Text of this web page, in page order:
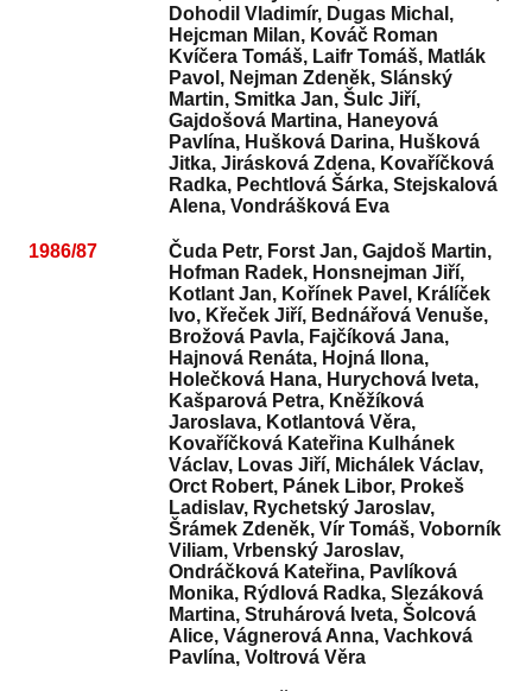
Dohodil Vladimír, Dugas Michal,
Hejcman Milan, Kováč Roman
Kvíčera Tomáš, Laifr Tomáš, Matlák
Pavol, Nejman Zdeněk, Slánský
Martin, Smitka Jan, Šulc Jiří,
Gajdošová Martina, Haneyová
Pavlína, Hušková Darina, Hušková
Jitka, Jirásková Zdena, Kovaříčková
Radka, Pechtlová Šárka, Stejskalová
Alena, Vondrášková Eva
1986/87
Čuda Petr, Forst Jan, Gajdoš Martin,
Hofman Radek, Honsnejman Jiří,
Kotlant Jan, Kořínek Pavel, Králíček
Ivo, Křeček Jiří, Bednářová Venuše,
Brožová Pavla, Fajčíková Jana,
Hajnová Renáta, Hojná Ilona,
Holečková Hana, Hurychová Iveta,
Kašparová Petra, Kněžíková
Jaroslava, Kotlantová Věra,
Kovaříčková Kateřina Kulhánek
Václav, Lovas Jiří, Michálek Václav,
Orct Robert, Pánek Libor, Prokeš
Ladislav, Rychetský Jaroslav,
Šrámek Zdeněk, Vír Tomáš, Voborník
Viliam, Vrbenský Jaroslav,
Ondráčková Kateřina, Pavlíková
Monika, Rýdlová Radka, Slezáková
Martina, Struhárová Iveta, Šolcová
Alice, Vágnerová Anna, Vachková
Pavlína, Voltrová Věra